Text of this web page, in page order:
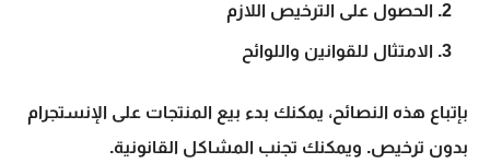
الحصول على الترخيص اللازم
الامتثال للقوانين واللوائح
بإتباع هذه النصائح، يمكنك بدء بيع المنتجات على الإنستجرام
بدون ترخيص. ويمكنك تجنب المشاكل القانونية.